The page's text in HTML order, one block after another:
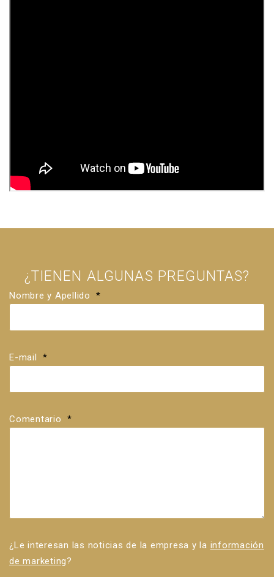
¿TIENEN ALGUNAS PREGUNTAS?
Nombre y Apellido *
E-mail *
Comentario *
¿Le interesan las noticias de la empresa y la información
de marketing?